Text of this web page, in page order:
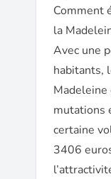
Comment
la
Avec une
habitants,
Madeleine
mutations
certaine
3406